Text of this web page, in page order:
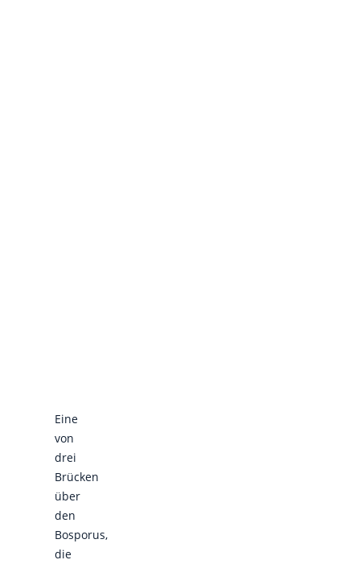
Eine
von
drei
Brücken
über
den
Bosporus,
die